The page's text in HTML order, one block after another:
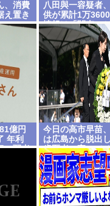
、消費
え置き
八田與一容疑者
供が累計1万
情報は「関東」
億円
年利
の弱者
今日の高市早苗
は広島から脱出
歯医者に寄って